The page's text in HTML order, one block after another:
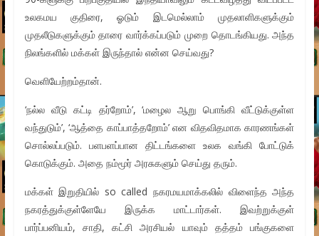
உலகமய குதிரை, ஓடும் இடமெல்லாம் முதலாளிகளுக்கும்
முதலீடுகளுக்கும் தாரை வார்க்கப்படும் முறை தொடங்கியது. அந்த
நிலங்களில் மக்கள் இருந்தால் என்ன செய்வது?
வெளியேற்றம்தான்.
‘நல்ல வீடு கட்டி தர்றோம்’, ‘மழைல ஆறு பொங்கி வீட்டுக்குள்ள
வந்துடும்’, ‘ஆத்தை காப்பாத்தறோம்’ என விதவிதமாக காரணங்கள்
சொல்லப்படும். பளபளப்பான திட்டங்களை உலக வங்கி போட்டுக்
கொடுக்கும். அதை நம்மூர் அரசுகளும் செய்து தரும்.
மக்கள் இறுதியில் so called நகரமயமாக்கலில் விளைந்த அந்த
நகரத்துக்குள்ளேயே இருக்க மாட்டார்கள். இவற்றுக்குள்
பார்ப்பனியம், சாதி, கட்சி அரசியல் யாவும் தத்தம் பங்குகளை